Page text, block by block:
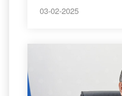
03-02-2025